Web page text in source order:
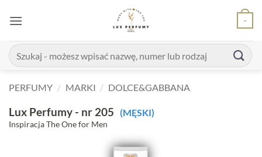
-
Szukaj:
PERFUMY / MARKI / DOLCE&GABBANA
Lux Perfumy - nr 205
Inspiracja The One for Men
(MĘSKI)